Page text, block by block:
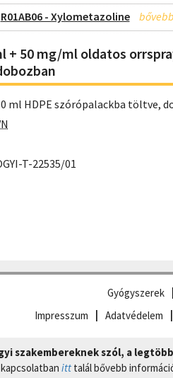
R01AB06 - Xylometazoline
+ 50 mg/ml oldatos
ml HDPE szórópalackba töltve,
T-22535/01
Gyógyszerek
Impresszum
Adatvédelem
szakembereknek szól, a
itt talál bővebb